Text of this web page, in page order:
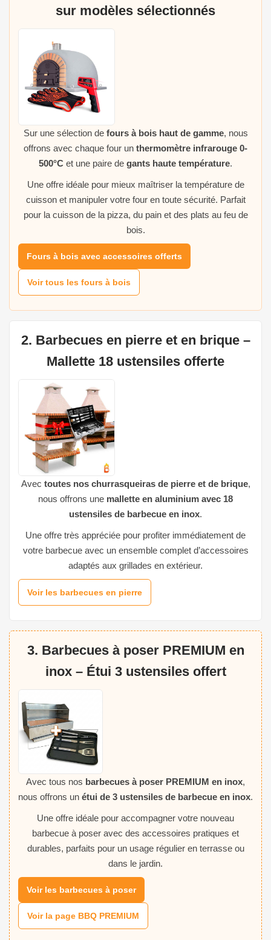
sur modèles sélectionnés
Sur une sélection de fours à bois haut de gamme, nous
offrons avec chaque four un thermomètre infrarouge 0-
500°C et une paire de gants haute température.
Une offre idéale pour mieux maîtriser la température de
cuisson et manipuler votre four en toute sécurité. Parfait
pour la cuisson de la pizza, du pain et des plats au feu de
bois.
Fours à bois avec accessoires offerts
Voir tous les fours à bois
2. Barbecues en pierre et en brique –
Mallette 18 ustensiles offerte
Avec toutes nos churrasqueiras de pierre et de brique,
nous offrons une mallette en aluminium avec 18
ustensiles de barbecue en inox.
Une offre très appréciée pour profiter immédiatement de
votre barbecue avec un ensemble complet d’accessoires
adaptés aux grillades en extérieur.
Voir les barbecues en pierre
3. Barbecues à poser PREMIUM en
inox – Étui 3 ustensiles offert
Avec tous nos barbecues à poser PREMIUM en inox,
nous offrons un étui de 3 ustensiles de barbecue en inox.
Une offre idéale pour accompagner votre nouveau
barbecue à poser avec des accessoires pratiques et
durables, parfaits pour un usage régulier en terrasse ou
dans le jardin.
Voir les barbecues à poser
Voir la page BBQ PREMIUM